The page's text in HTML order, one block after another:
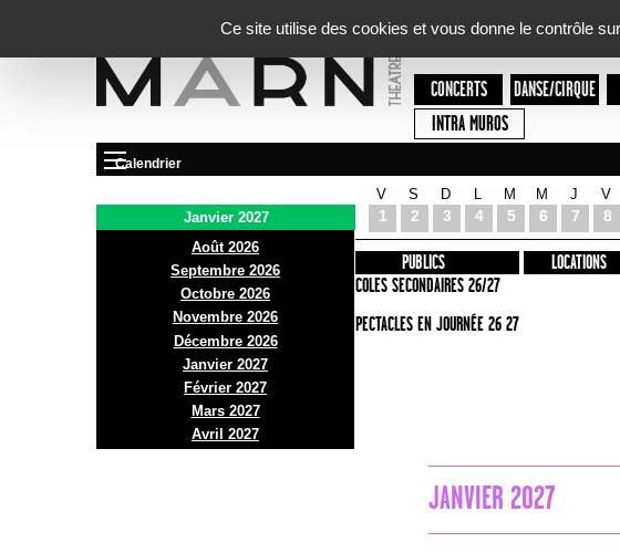
Ce site utilise des cookies et vous donne le contrôle
CONCERTS DANSE/CIRQUE
INTRA MUROS
Calendrier
Janvier 2027
Août 2026
Septembre 2026
Octobre 2026
Novembre 2026
Décembre 2026
Janvier 2027
Février 2027
Mars 2027
Avril 2027
V
1
S
2
D
3 4
M
5
M
6
J
7
V
8
PRÉSENTATION
INFOS PRATIQUES
ACCES
BAR ET BISTRO
BILLETTERIE
PUBLICS
ECOLES SECONDAIRES 26/27
SPECTACLES EN JOURNÉE 26 27
LOCATIONS
JANVIER 2027